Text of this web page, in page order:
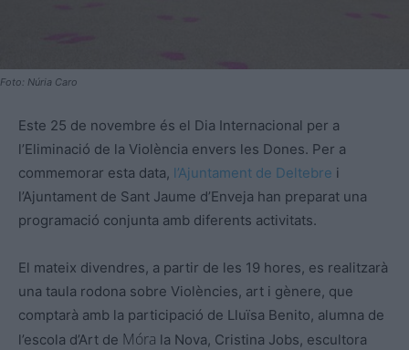
Foto: Núria Caro
Este 25 de novembre és el Dia Internacional per a
l’Eliminació de la Violència envers les Dones. Per a
commemorar esta data, l’Ajuntament de Deltebre i
l’Ajuntament de Sant Jaume d’Enveja han preparat una
programació conjunta amb diferents activitats.
El mateix divendres, a partir de les 19 hores, es realitzarà
una taula rodona sobre Violències, art i gènere, que
comptarà amb la participació de Lluïsa Benito, alumna de
l’escola d’Art de Móra la Nova, Cristina Jobs, escultora